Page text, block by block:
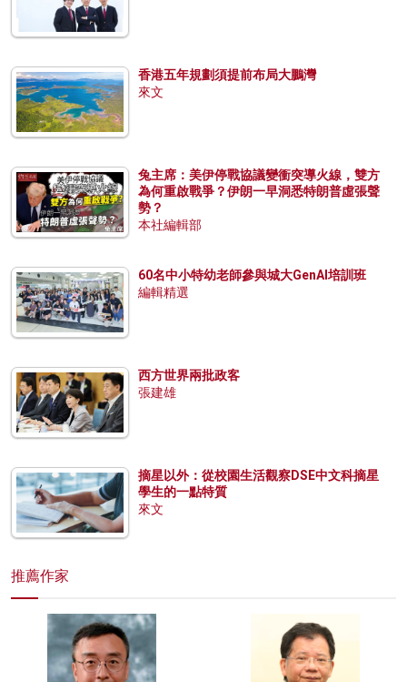
香港五年規劃須提前布局大鵬灣
來文
兔主席：美伊停戰協議變衝突導火線，雙方
為何重啟戰爭？伊朗一早洞悉特朗普虛張聲
勢？
本社編輯部
60名中小特幼老師參與城大GenAI培訓班
編輯精選
西方世界兩批政客
張建雄
摘星以外：從校園生活觀察DSE中文科摘星
學生的一點特質
來文
推薦作家